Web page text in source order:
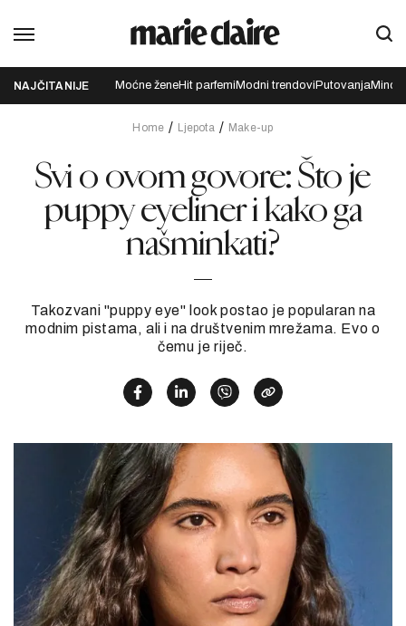
NAJČITANIJE Moćne ženeHit parfemi Modni trendovi Putovanja
Home Ljepota Make-up
Svi o ovom govore: Što je
puppy eyeliner i kako ga
našminkati?
Takozvani "puppy eye" look postao je popularan na
modnim pistama, ali i na društvenim mrežama. Evo o
čemu je riječ.